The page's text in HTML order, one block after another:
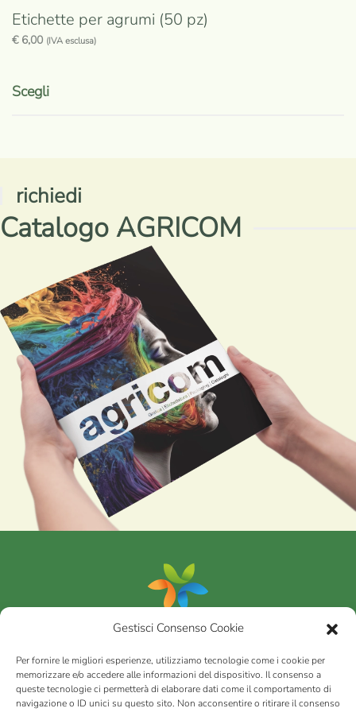
Gestisci Consenso Cookie
Per fornire le migliori esperienze, utilizziamo tecnologie come i cookie per
memorizzare e/o accedere alle informazioni del dispositivo. Il consenso a
queste tecnologie ci permetterà di elaborare dati come il comportamento di
navigazione o ID unici su questo sito. Non acconsentire o ritirare il consenso
Etichette per agrumi (50 pz)
€6,00 (IVA esclusa)
Scegliprodotto
opzioni
possono
essere
scelte
nella
pagina
del
prodotto
richiedi
Catalogo AGRICOM
Portfolio
AGRICOMs.r.l.